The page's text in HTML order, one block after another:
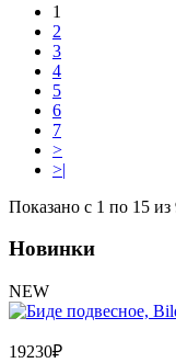
1
2
3
4
5
6
7
>
>|
Показано с 1 по 15 из
Новинки
NEW
19230₽